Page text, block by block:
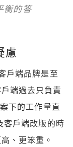
衡的答
慮
戶端品牌是至
端過去只負責
下的工作量直
客戶端改版的時
、更笨重。